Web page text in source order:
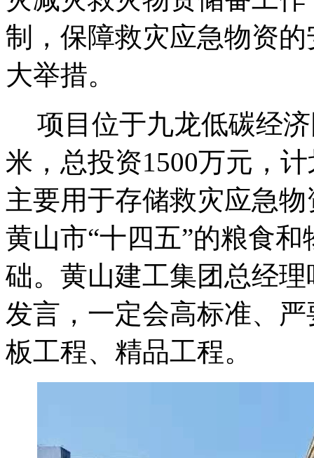
制，保障救灾应急物资
大举措。
项目位于九龙低碳经
米，总投资1500万元，
主要用于存储救灾应急
黄山市“十四五”的粮食
础。黄山建工集团总经
发言，一定会高标准、
板工程、精品工程。